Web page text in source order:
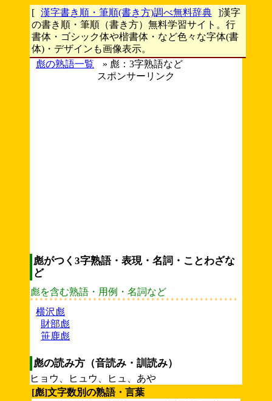
[ 漢字書き順・筆順(書き方)調べ無料辞典 ]漢字
の書き順・筆順（書き方）無料学習サイト。行
書体・ゴシック体や楷書体・など色々な字体(書
体)・デザインも画像表示。
彪の熟語一覧
» 彪：3字熟語など
スポンサーリンク
彪がつく3字熟語・表現・名詞・ことわざな
ど
彪を含む熟語・用例・名詞など
横沢彪
財部彪
笹鹿彪
彪の読み方（音読み・訓読み）
ヒョウ、ヒュウ、ヒュ、あや
[彪]文字数別の熟語・言葉